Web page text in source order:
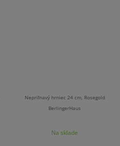
Nepriľnavý hrniec 24 cm, Rosegold
BerlingerHaus
Na sklade